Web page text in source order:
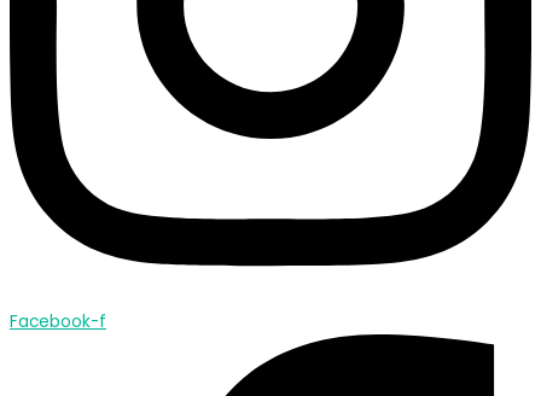
Facebook-f